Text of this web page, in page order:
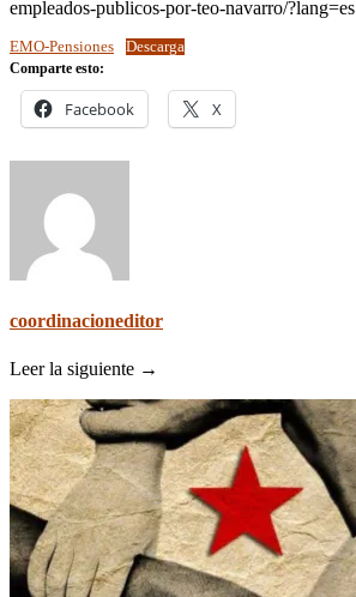
empleados-publicos-por-teo-navarro/?lang=es
EMO-Pensiones
Descarga
Comparte esto:
Facebook X
coordinacioneditor
Leer la siguiente →